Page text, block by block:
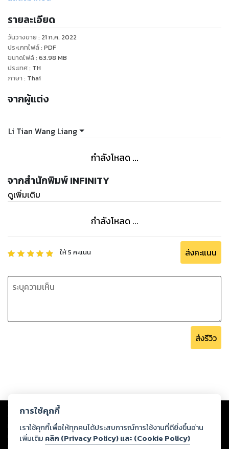
รายละเอียด
วันวางขาย : 21 ก.ค. 2022
ประเภทไฟล์: PDF
ขนาดไฟล์: 63.98 MB
ประเทศ: TH
ภาษา : Thai
จากผู้แต่ง
Li Tian Wang Liang
กำลังโหลด ...
จากสำนักพิมพ์ INFINITY
ดูเพิ่มเติม
กำลังโหลด ...
ให้5 คะแนน ส่งคะแนน
ส่งรีวิว
Copyright © 2026
ต่อผลงานหรือเนื้อหาใดที่อัปโหลดผ่านเว็บไซต์และปรากฏว่าละเมิดสิทธิใน
ทรัพย์สินทางปัญญาของบุคคลอื่นหรือขัดต่อกฎหมายและศีลธรรม ดังนั้น ผู้อ่าน
ทุกท่านโปรดใช้วิจารณญาณในการกลั่นกรองด้วยตนเอง และหากท่านพบว่าส่วน
หนึ่งส่วนใดขัดต่อกฎหมายและศีลธรรม กรุณาแจ้งมายังบริษัท เพื่อทีมงานจะได้
การใช้คุกกี้
เราใช้คุกกี้เพื่อให้ทุกคนได้ประสบการณ์การใช้งานที่ดียิ่งขึ้นอ่าน
เพิ่มเติม คลิก (Privacy Policy) และ (Cookie Policy)